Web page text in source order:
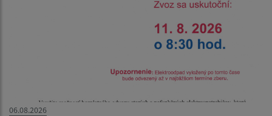
06.08.2026